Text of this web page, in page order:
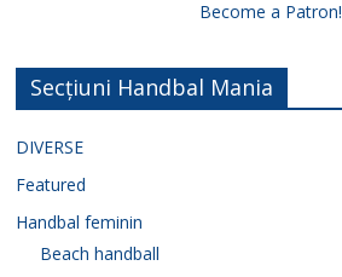
Become a Patron!
Secțiuni Handbal Mania
DIVERSE
Featured
Handbal feminin
Beach handball